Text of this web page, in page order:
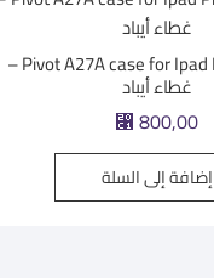
Pivot A27A case for Ipad Pro12.9 inch –
غطاء أيباد
⃁800,00
إضافة إلى السلة